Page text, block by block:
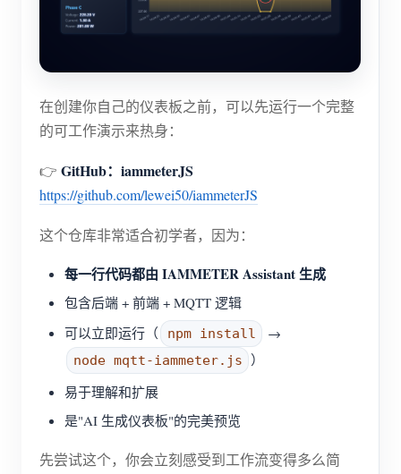
在创建你自己的仪表板之前，可以先运行一个完整
的可工作演示来热身：
👉 GitHub：iammeterJS
https://github.com/lewei50/iammeterJS
这个仓库非常适合初学者，因为：
每一行代码都由 IAMMETER Assistant 生成
包含后端 + 前端 + MQTT 逻辑
可以立即运行（
npm install →
node mqtt-iammeter.js
）
易于理解和扩展
是"AI 生成仪表板"的完美预览
先尝试这个，你会立刻感受到工作流变得多么简